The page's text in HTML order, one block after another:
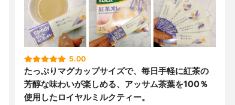
5.00
たっぷりマグカップサイズで、毎日手軽に紅茶の
芳醇な味わいが楽しめる、アッサム茶葉を100％
使用したロイヤルミルクティー。